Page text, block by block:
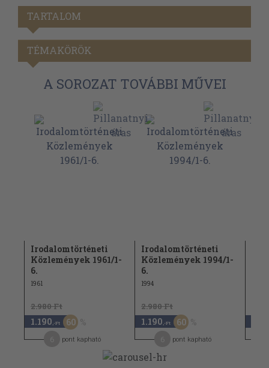
TARTALOM
TÉMAKÖRÖK
A SOROZAT TOVÁBBI MŰVEI
Irodalomtörténeti
Közlemények 1961/1-
6.
1961
2.980 Ft
1.190 ,-Ft 60
pont kapható
Irodalomtörténeti
Közlemények 1994/1-
6.
1994
2.980 Ft
1.190 ,-Ft 60
pont kapható